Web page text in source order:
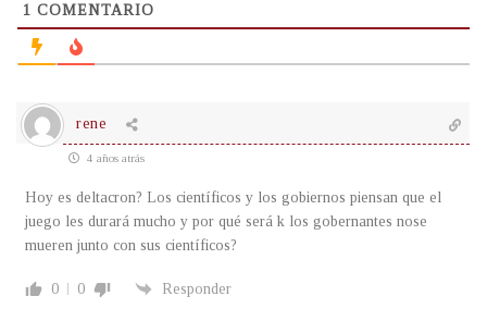
1 COMENTARIO
rene
4 años atrás
Hoy es deltacron? Los científicos y los gobiernos piensan que el
juego les durará mucho y por qué será k los gobernantes nose
mueren junto con sus científicos?
0 0 Responder